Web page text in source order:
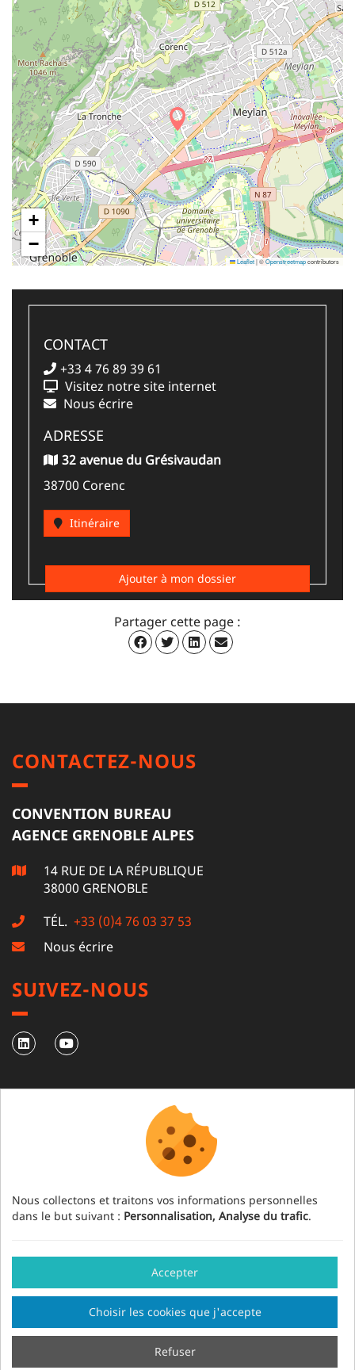
+
−
Leaflet|©Openstreetmapcontributors
CONTACT
+33 4 76 89 39 61
Visitez notre site internet
Nous écrire
ADRESSE
32 avenue du Grésivaudan
38700 Corenc
Itinéraire
Ajouter à mon dossier
Partager cette page :
CONTACTEZ-NOUS
CONVENTION BUREAU
AGENCE GRENOBLE ALPES
14 RUE DE LA RÉPUBLIQUE
38000 GRENOBLE
TÉL. +33 (0)4 76 03 37 53
Nous écrire
SUIVEZ-NOUS
NEWSLETTER
S'abonner à notre newsletter
Mention légale Crédits Gestion des cookies
Fait en France par
Nous collectons et traitons vos informations personnelles
dans le but suivant : Personnalisation, Analyse du trafic.
Accepter
Refuser
Choisir les cookies que j'accepte